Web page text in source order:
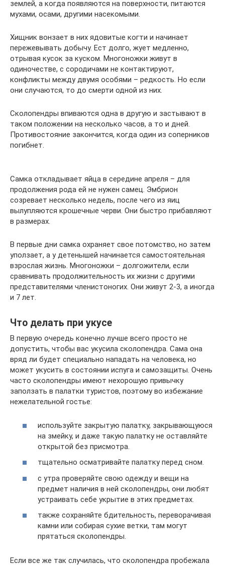
землей, а когда появляются на поверхности, питаются
мухами, осами, другими насекомыми.
Хищник вонзает в них ядовитые когти и начинает
пережевывать добычу. Ест долго, жует медленно,
отрывая кусок за куском. Многоножки живут в
одиночестве, с сородичами не контактируют,
конфликты между двумя особями – редкость. Но если
они случаются, то до смерти одной из них.
Сколопендры впиваются одна в другую и застывают в
таком положении на несколько часов, а то и дней.
Противостояние закончится, когда один из соперников
погибнет.
Самка откладывает яйца в середине апреля – для
продолжения рода ей не нужен самец. Эмбрион
созревает несколько недель, после чего из яиц
вылупляются крошечные черви. Они быстро прибавляют
в размерах.
В первые дни самка охраняет свое потомство, но затем
уползает, а у детенышей начинается самостоятельная
взрослая жизнь. Многоножки – долгожители, если
сравнивать продолжительность их жизни с другими
представителями членистоногих. Они живут 2-3, а иногда
и 7 лет.
Что делать при укусе
В первую очередь конечно лучше всего просто не
допустить, чтобы вас укусила сколопендра. Сама она
вряд ли будет специально нападать на человека, но
может укусить в состоянии испуга и самозащиты. Очень
часто сколопендры имеют нехорошую привычку
заползать в палатки туристов, поэтому во избежание
нежелательной гостье:
используйте закрытую палатку, закрывающуюся
на змейку, и даже такую палатку не оставляйте
открытой без присмотра.
тщательно осматривайте палатку перед сном.
с утра проверяйте свою одежду и вещи на
предмет наличия в ней сколопендры, они любят
устраивать себе укрытие в этих предметах.
также сохраняйте бдительность, переворачивая
камни или собирая сухие ветки, там могут
прятаться сколопендры.
Если все же так случилась, что сколопендра пробежала